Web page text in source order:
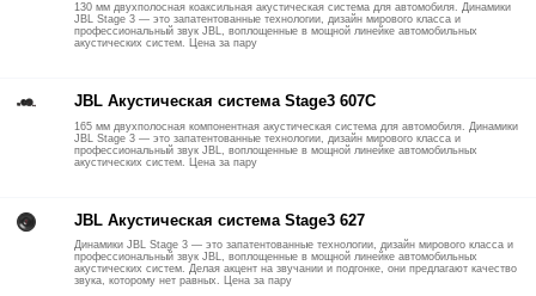
130 мм двухполосная коаксильная акустическая система для автомобиля. Динамики
JBL Stage 3 — это запатентованные технологии, дизайн мирового класса и
профессиональный звук JBL, воплощенные в мощной линейке автомобильных
акустических систем. Цена за пару
JBL Акустическая система Stage3 607C
165 мм двухполосная компонентная акустическая система для автомобиля. Динамики
JBL Stage 3 — это запатентованные технологии, дизайн мирового класса и
профессиональный звук JBL, воплощенные в мощной линейке автомобильных
акустических систем. Цена за пару
JBL Акустическая система Stage3 627
Динамики JBL Stage 3 — это запатентованные технологии, дизайн мирового класса и
профессиональный звук JBL, воплощенные в мощной линейке автомобильных
акустических систем. Делая акцент на звучании и подгонке, они предлагают качество
звука, которому нет равных. Цена за пару